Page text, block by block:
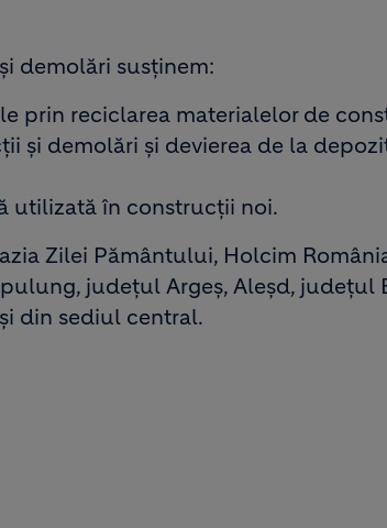
demolări susținem:
prin reciclarea materialelor de
și demolări și devierea de la
utilizată în construcții noi.
Zilei Pământului, Holcim
județul Argeș, Aleșd, județul
din sediul central.